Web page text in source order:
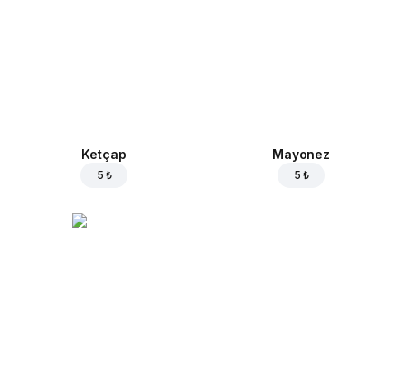
Ketçap
5 ₺
Mayonez
5 ₺